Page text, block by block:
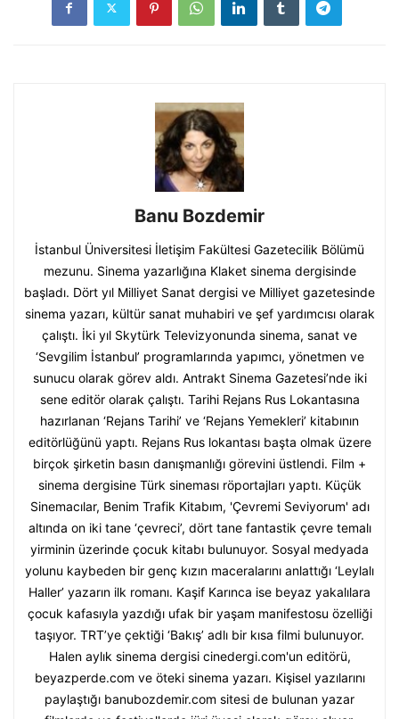
Banu Bozdemir
İstanbul Üniversitesi İletişim Fakültesi Gazetecilik Bölümü
mezunu. Sinema yazarlığına Klaket sinema dergisinde
başladı. Dört yıl Milliyet Sanat dergisi ve Milliyet gazetesinde
sinema yazarı, kültür sanat muhabiri ve şef yardımcısı olarak
çalıştı. İki yıl Skytürk Televizyonunda sinema, sanat ve
‘Sevgilim İstanbul’ programlarında yapımcı, yönetmen ve
sunucu olarak görev aldı. Antrakt Sinema Gazetesi’nde iki
sene editör olarak çalıştı. Tarihi Rejans Rus Lokantasına
hazırlanan ‘Rejans Tarihi’ ve ‘Rejans Yemekleri’ kitabının
editörlüğünü yaptı. Rejans Rus lokantası başta olmak üzere
birçok şirketin basın danışmanlığı görevini üstlendi. Film +
sinema dergisine Türk sineması röportajları yaptı. Küçük
Sinemacılar, Benim Trafik Kitabım, 'Çevremi Seviyorum' adı
altında on iki tane ‘çevreci’, dört tane fantastik çevre temalı
yirminin üzerinde çocuk kitabı bulunuyor. Sosyal medyada
yolunu kaybeden bir genç kızın maceralarını anlattığı ‘Leylalı
Haller’ yazarın ilk romanı. Kaşif Karınca ise beyaz yakalılara
çocuk kafasıyla yazdığı ufak bir yaşam manifestosu özelliği
taşıyor. TRT’ye çektiği ‘Bakış’ adlı bir kısa filmi bulunuyor.
Halen aylık sinema dergisi cinedergi.com'un editörü,
beyazperde.com ve öteki sinema yazarı. Kişisel yazılarını
paylaştığı banubozdemir.com sitesi de bulunan yazar